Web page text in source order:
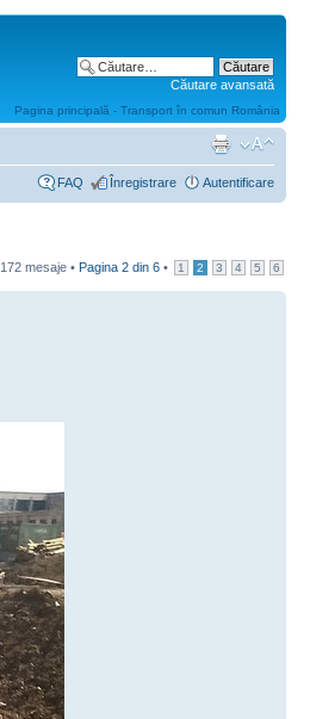
Căutare avansată
Pagina principală - Transport în comun România
FAQ Înregistrare Autentificare
172 mesaje • Pagina 2 din 6 • 1 2 3 4 5 6